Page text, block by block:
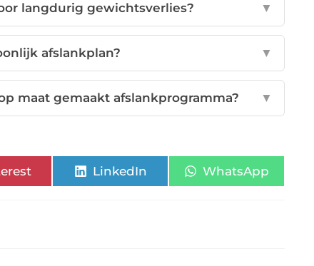
langdurig gewichtsverlies? ▼
afslankplan? ▼
maat gemaakt afslankprogramma? ▼
LinkedIn WhatsApp